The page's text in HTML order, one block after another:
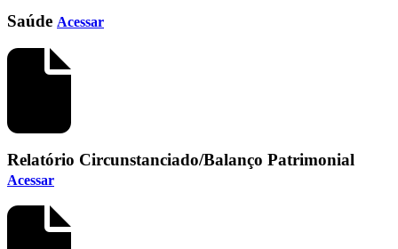
Saúde Acessar
Relatório Circunstanciado/Balanço Patrimonial
Acessar